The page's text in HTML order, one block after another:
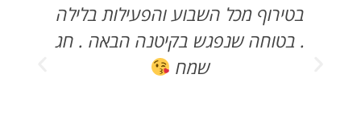
בטירוף מכל השבוע והפעילות בלילה
. בטוחה שנפגש בקיטנה הבאה . חג
שמח